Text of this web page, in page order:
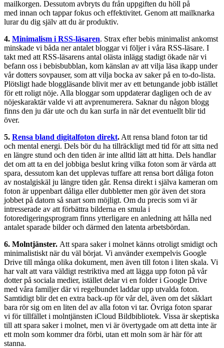
mailkorgen. Dessutom avbryts du från uppgiften du höll på
med innan och tappar fokus och effektivitet. Genom att mailknarka
lurar du dig själv att du är produktiv.
4. Minimalism i RSS-läsaren. Strax efter bebis minimalist ankomst
minskade vi båda ner antalet bloggar vi följer i våra RSS-läsare. I
takt med att RSS-läsarens antal olästa inlägg stadigt ökade när vi
befann oss i bebisbubblan, kom känslan av att vilja läsa ikapp under
vår dotters sovpauser, som att vilja bocka av saker på en to-do-lista.
Plötsligt hade bloggläsande blivit mer av ett betungande jobb istället
för ett roligt nöje. Alla bloggar som uppdaterar dagligen och de av
nöjeskaraktär valde vi att avprenumerera. Saknar du någon blogg
finns den ju där ute och du kan surfa in när det eventuellt blir tid
över.
5. Rensa bland digitalfoton direkt. Att rensa bland foton tar tid
och mental energi. Dels bör du ha tillräckligt med tid för att sitta ned
en längre stund och den tiden är inte alltid lätt att hitta. Dels handlar
det om att ta en del jobbiga beslut kring vilka foton som är värda att
spara, dessutom kan det upplevas tuffare att rensa bort dåliga foton
av nostalgiskäl ju längre tiden går. Rensa direkt i själva kameran om
foton är uppenbart dåliga eller dubbletter men gör även det stora
jobbet på datorn så snart som möjligt. Om du precis som vi är
intresserade av att förbättra bilderna en smula i
fotoredigeringsprogram finns ytterligare en anledning att hålla ned
antalet sparade bilder och därmed den latenta arbetsbördan.
6. Molntjänster. Att spara saker i molnet känns otroligt smidigt och
minimalistiskt när du väl börjat. Vi använder exempelvis Google
Drive till många olika dokument, men även till foton i liten skala. Vi
har valt att vara väldigt restriktiva med att lägga upp foton på vår
dotter på sociala medier, istället delar vi en folder i Google Drive
med våra familjer där vi regelbundet laddar upp utvalda foton.
Samtidigt blir det en extra back-up för vår del, även om det såklart
bara rör sig om en liten del av alla foton vi tar. Övriga foton sparar
vi för tillfället i molntjänsten iCloud Bildbibliotek. Vissa är skeptiska
till att spara saker i molnet, men vi är övertygade om att detta inte är
ett moln som kommer dra förbi, utan ett moln som är här för att
stanna.